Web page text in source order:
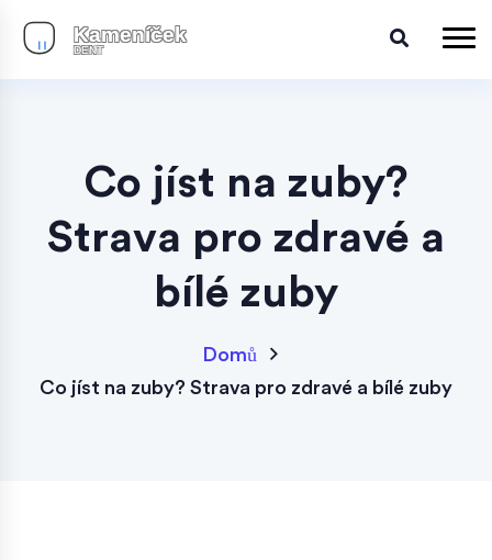
Co jíst na zuby?
Strava pro zdravé a
bílé zuby
Domů
Co jíst na zuby? Strava pro zdravé a bílé zuby